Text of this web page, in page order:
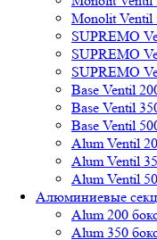
Monolit
SUPREMO
SUPREMO
SUPREMO
Base Ventil
Base Ventil
Base Ventil
Alum Ventil
Alum Ventil
Alum Ventil
Алюминиевые
Alum 200
Alum 350